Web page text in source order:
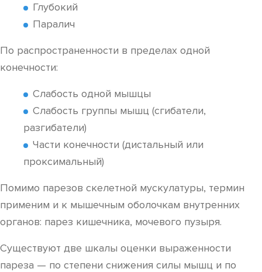
Глубокий
Паралич
По распространенности в пределах одной
конечности:
Слабость одной мышцы
Слабость группы мышц (сгибатели,
разгибатели)
Части конечности (дистальный или
проксимальный)
Помимо парезов скелетной мускулатуры, термин
применим и к мышечным оболочкам внутренних
органов: парез кишечника, мочевого пузыря.
Существуют две шкалы оценки выраженности
пареза — по степени снижения силы мышц и по